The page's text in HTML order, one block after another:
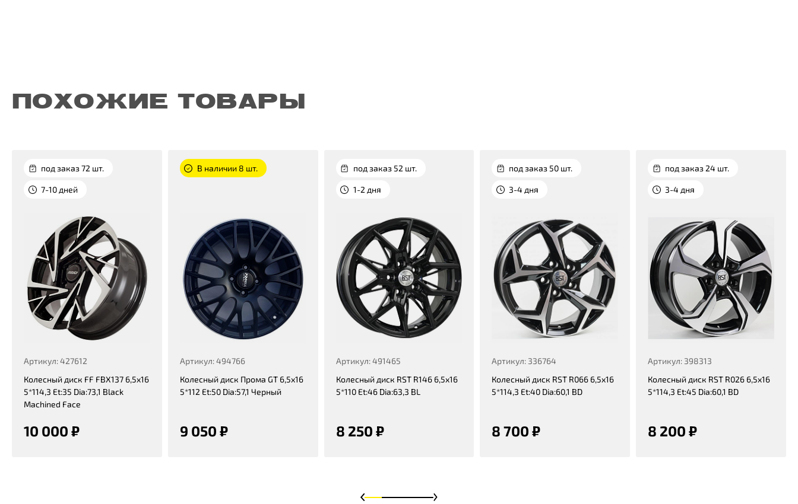
ПОХОЖИЕ ТОВАРЫ
под заказ 72 шт.
7-10 дней
Артикул: 427612
Колесный диск FF FBX137 6,5x16
5*114,3 Et:35 Dia:73,1 Black
Machined Face
10 000 ₽
В наличии 8 шт.
Артикул: 494766
Колесный диск Прома GT 6,5x16
5*112 Et:50 Dia:57,1 Черный
9 050 ₽
под заказ 52 шт.
1-2 дня
Артикул: 491465
Колесный диск RST R146 6,5x16
5*110 Et:46 Dia:63,3 BL
8 250 ₽
под заказ 50 шт.
3-4 дня
Артикул: 336764
Колесный диск RST R066 6,5x16
5*114,3 Et:40 Dia:60,1 BD
8 700 ₽
под заказ 24 шт.
3-4 дня
Артикул: 398313
Колесный диск RST R026 6,5x16
5*114,3 Et:45 Dia:60,1 BD
8 200 ₽